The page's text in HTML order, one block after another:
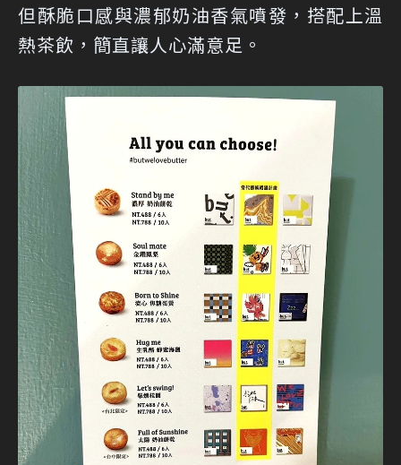
但酥脆口感與濃郁奶油香氣噴發，搭配上溫
熱茶飲，簡直讓人心滿意足。